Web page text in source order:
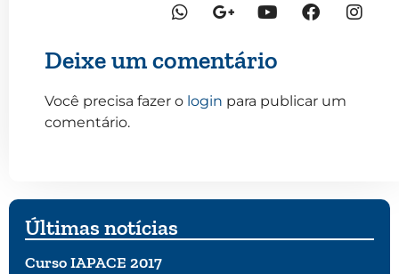
Deixe um comentário
Você precisa fazer o login para publicar um
comentário.
Últimas notícias
Curso IAPACE 2017